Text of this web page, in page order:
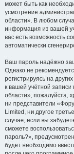
может быть как
усмотрение
области». В любом
информация из вашей
вас есть возможность
автоматически
Ваш пароль надёжно
Однако не
регистрируясь на
к вашей учётной
области», пожалуйста,
ни представители
Limited, ни другое
случае, если вы
сможете
пароль?»,
будет необходимо